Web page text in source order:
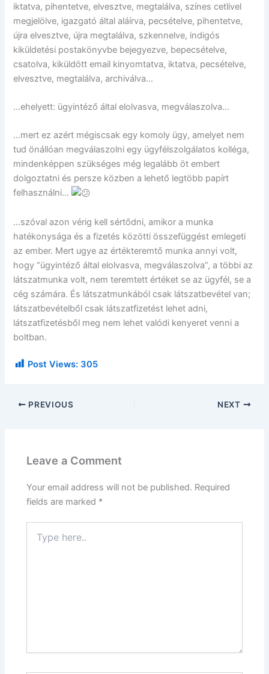
iktatva, pihentetve, elvesztve, megtalálva, színes cetlivel
megjelölve, igazgató által aláírva, pecsételve, pihentetve,
újra elvesztve, újra megtalálva, szkennelve, indigós
kiküldetési postakönyvbe bejegyezve, bepecsételve,
csatolva, kiküldött email kinyomtatva, iktatva, pecsételve,
elvesztve, megtalálva, archiválva…
…ehelyett: ügyintéző által elolvasva, megválaszolva…
…mert ez azért mégiscsak egy komoly ügy, amelyet nem
tud önállóan megválaszolni egy ügyfélszolgálatos kolléga,
mindenképpen szükséges még legalább öt embert
dolgoztatni és persze közben a lehető legtöbb papírt
felhasználni…
…szóval azon vérig kell sértődni, amikor a munka
hatékonysága és a fizetés közötti összefüggést emlegeti
az ember. Mert ugye az értékteremtő munka annyi volt,
hogy “ügyintéző által elolvasva, megválaszolva”, a többi az
látszatmunka volt, nem teremtett értéket se az ügyfél, se a
cég számára. És látszatmunkából csak látszatbevétel van;
látszatbevételből csak látszatfizetést lehet adni,
látszatfizetésből meg nem lehet valódi kenyeret venni a
boltban.
Post Views: 305
PREVIOUS NEXT
Leave a Comment
Your email address will not be published. Required
fields are marked *
here..